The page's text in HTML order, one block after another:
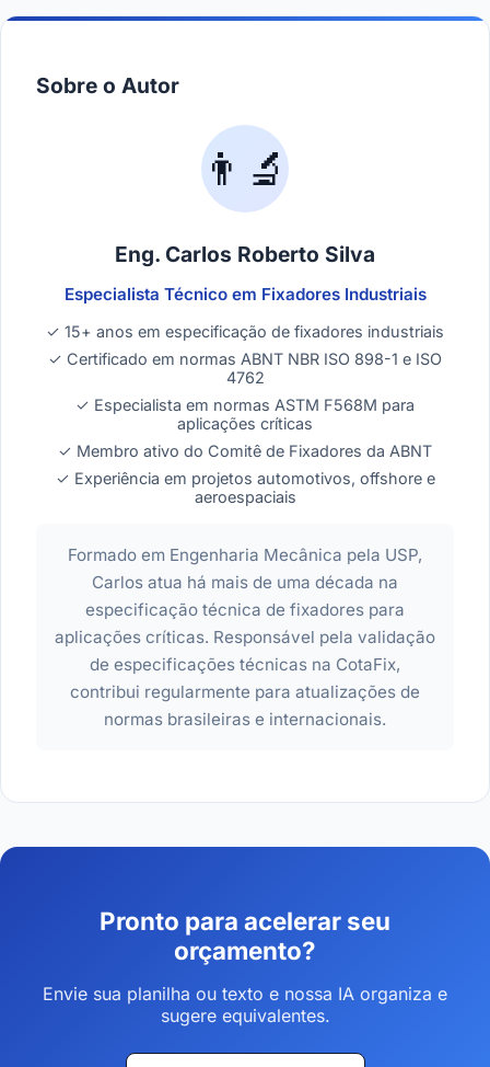
Sobre o Autor
👨‍🔬
Eng. Carlos Roberto Silva
Especialista Técnico em Fixadores Industriais
✓ 15+ anos em especificação de fixadores industriais
✓ Certificado em normas ABNT NBR ISO 898-1 e ISO
4762
✓ Especialista em normas ASTM F568M para
aplicações críticas
✓ Membro ativo do Comitê de Fixadores da ABNT
✓ Experiência em projetos automotivos, offshore e
aeroespaciais
Formado em Engenharia Mecânica pela USP,
Carlos atua há mais de uma década na
especificação técnica de fixadores para
aplicações críticas. Responsável pela validação
de especificações técnicas na CotaFix,
contribui regularmente para atualizações de
normas brasileiras e internacionais.
Pronto para acelerar seu
orçamento?
Envie sua planilha ou texto e nossa IA organiza e
sugere equivalentes.